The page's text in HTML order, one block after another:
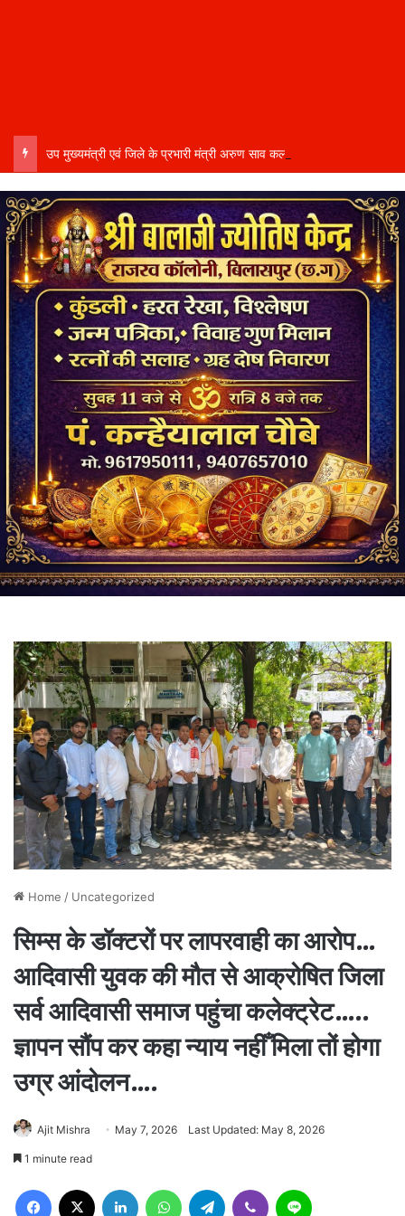
Home / Uncategorized
सिम्स के डॉक्टरों पर लापरवाही का आरोप…
आदिवासी युवक की मौत से आक्रोषित जिला
सर्व आदिवासी समाज पहुंचा कलेक्ट्रेट…..
ज्ञापन सौंप कर कहा न्याय नहीँ मिला तों होगा
उग्र आंदोलन….
Ajit Mishra May 7, 2026 Last Updated: May 8, 2026
1 minute read
Facebook LinkedIn WhatsAppTelegram Viber